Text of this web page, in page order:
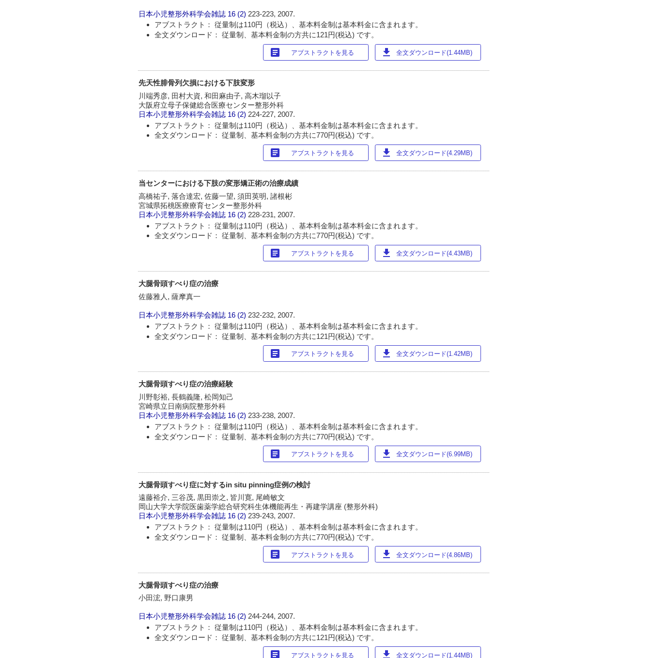
日本小児整形外科学会雑誌 16 (2) 223-223, 2007.
アブストラクト： 従量制は110円（税込）、基本料金制は基本料金に含まれます。
全文ダウンロード： 従量制、基本料金制の方共に121円(税込) です。
article アブストラクトを見る download 全文ダウンロード(1.44MB)
先天性腓骨列欠損における下肢変形
川端秀彦, 田村大資, 和田麻由子, 高木瑠以子
大阪府立母子保健総合医療センター整形外科
日本小児整形外科学会雑誌 16 (2) 224-227, 2007.
アブストラクト： 従量制は110円（税込）、基本料金制は基本料金に含まれます。
全文ダウンロード： 従量制、基本料金制の方共に770円(税込) です。
article アブストラクトを見る download 全文ダウンロード(4.29MB)
当センターにおける下肢の変形矯正術の治療成績
高橋祐子, 落合達宏, 佐藤一望, 須田英明, 諸根彬
宮城県拓桃医療療育センター整形外科
日本小児整形外科学会雑誌 16 (2) 228-231, 2007.
アブストラクト： 従量制は110円（税込）、基本料金制は基本料金に含まれます。
全文ダウンロード： 従量制、基本料金制の方共に770円(税込) です。
article アブストラクトを見る download 全文ダウンロード(4.43MB)
大腿骨頭すべり症の治療
佐藤雅人, 薩摩真一
日本小児整形外科学会雑誌 16 (2) 232-232, 2007.
アブストラクト： 従量制は110円（税込）、基本料金制は基本料金に含まれます。
全文ダウンロード： 従量制、基本料金制の方共に121円(税込) です。
article アブストラクトを見る download 全文ダウンロード(1.42MB)
大腿骨頭すべり症の治療経験
川野彰裕, 長鶴義隆, 松岡知己
宮崎県立日南病院整形外科
日本小児整形外科学会雑誌 16 (2) 233-238, 2007.
アブストラクト： 従量制は110円（税込）、基本料金制は基本料金に含まれます。
全文ダウンロード： 従量制、基本料金制の方共に770円(税込) です。
article アブストラクトを見る download 全文ダウンロード(6.99MB)
大腿骨頭すべり症に対するin situ pinning症例の検討
遠藤裕介, 三谷茂, 黒田崇之, 皆川寛, 尾崎敏文
岡山大学大学院医歯薬学総合研究科生体機能再生・再建学講座 (整形外科)
日本小児整形外科学会雑誌 16 (2) 239-243, 2007.
アブストラクト： 従量制は110円（税込）、基本料金制は基本料金に含まれます。
全文ダウンロード： 従量制、基本料金制の方共に770円(税込) です。
article アブストラクトを見る download 全文ダウンロード(4.86MB)
大腿骨頭すべり症の治療
小田浤, 野口康男
日本小児整形外科学会雑誌 16 (2) 244-244, 2007.
アブストラクト： 従量制は110円（税込）、基本料金制は基本料金に含まれます。
全文ダウンロード： 従量制、基本料金制の方共に121円(税込) です。
article アブストラクトを見る download 全文ダウンロード(1.44MB)